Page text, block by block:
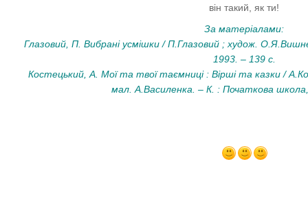
він такий, як ти!
За матеріалами:
Глазовий, П. Вибрані усмішки / П.Глазовий ; худож.
1993. – 139 с.
Костецький, А. Мої та твої таємниці : Вірші та казки /
мал. А.Василенка. – К. : Початкова